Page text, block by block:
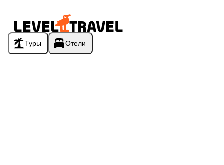
Туры Отели